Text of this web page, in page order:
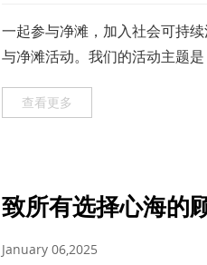
一起参与净滩，加入社会可持
与净滩活动。我们的活动主题
查看更多
致所有选择心海的
January 06,2025